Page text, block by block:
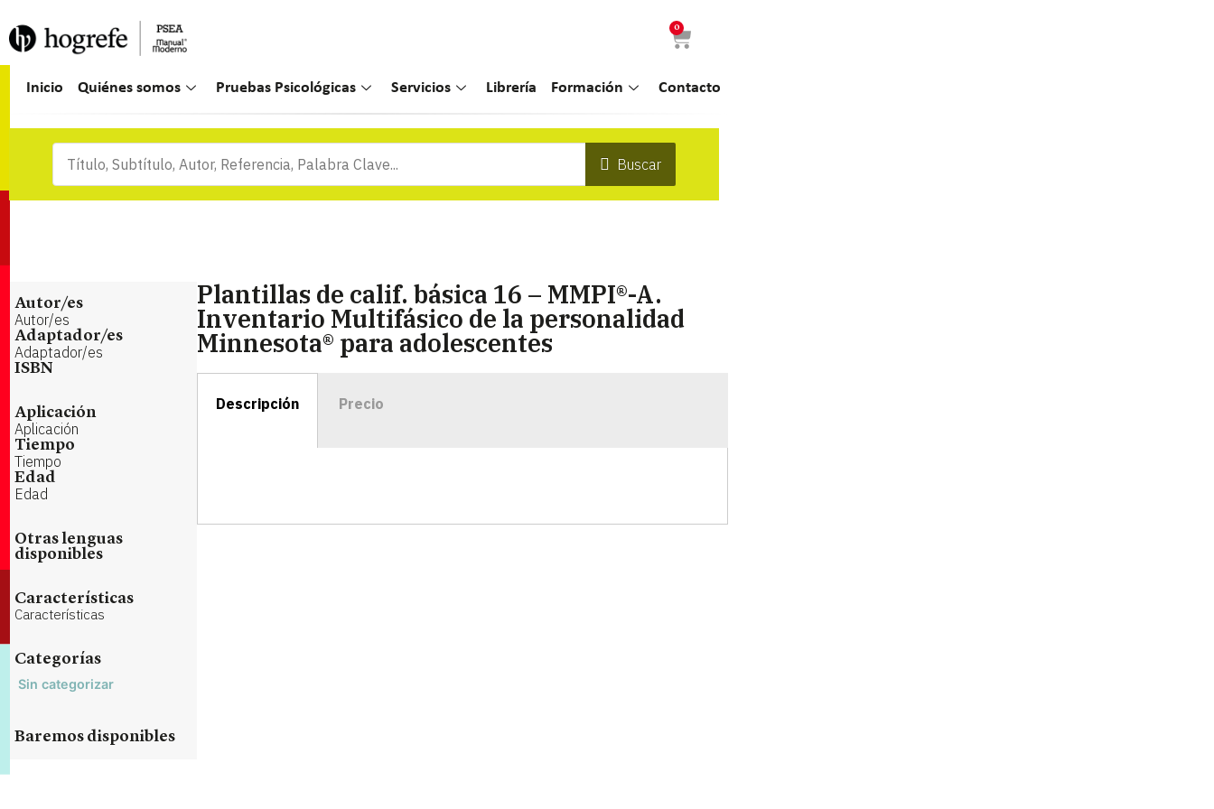
0
Inicio Quiénes somos Pruebas Psicológicas Servicios Librería Formación Contacto
Buscar
Autor/es
Autor/es
Adaptador/es
Adaptador/es
ISBN
Aplicación
Aplicación
Tiempo
Tiempo
Edad
Edad
Otras lenguas
disponibles
Características
Características
Categorías
Sin categorizar
Baremos disponibles
Plantillas de calif. básica 16 – MMPI®-A.
Inventario Multifásico de la personalidad
Minnesota® para adolescentes
Descripción Precio